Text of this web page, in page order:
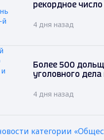
рекордное число
4 дня назад
Более 500
уголовного
4 дня назад
категории